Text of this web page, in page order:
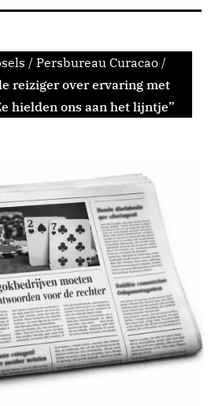
/ Persbureau Curacao /
reiziger over ervaring met
hielden ons aan het lijntje”